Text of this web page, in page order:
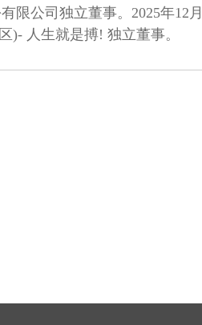
限公司独立董事。2025年12
)- 人生就是搏! 独立董事。